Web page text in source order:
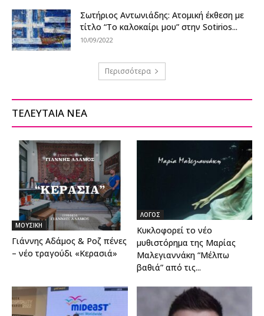
Σωτήριος Αντωνιάδης: Ατομική έκθεση με
τίτλο “Το καλοκαίρι μου” στην Sotirios...
10/09/2022
Περισσότερα
ΤΕΛΕΥΤΑΙΑ ΝΕΑ
ΜΟΥΣΙΚΗ
Γιάννης Αδάμος & Ροζ πένες
– νέο τραγούδι «Κερασιά»
ΛΟΓΟΣ
Κυκλοφορεί το νέο
μυθιστόρημα της Μαρίας
Μαλεγιαννάκη “Μέλπω
βαθιά” από τις...